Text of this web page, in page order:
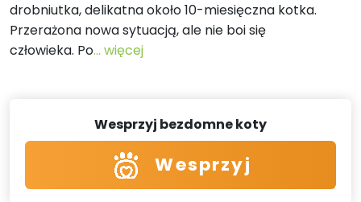
drobniutka, delikatna około 10-miesięczna kotka.
Przerażona nowa sytuacją, ale nie boi się
człowieka. Po... więcej
Wesprzyj bezdomne koty
Wesprzyj